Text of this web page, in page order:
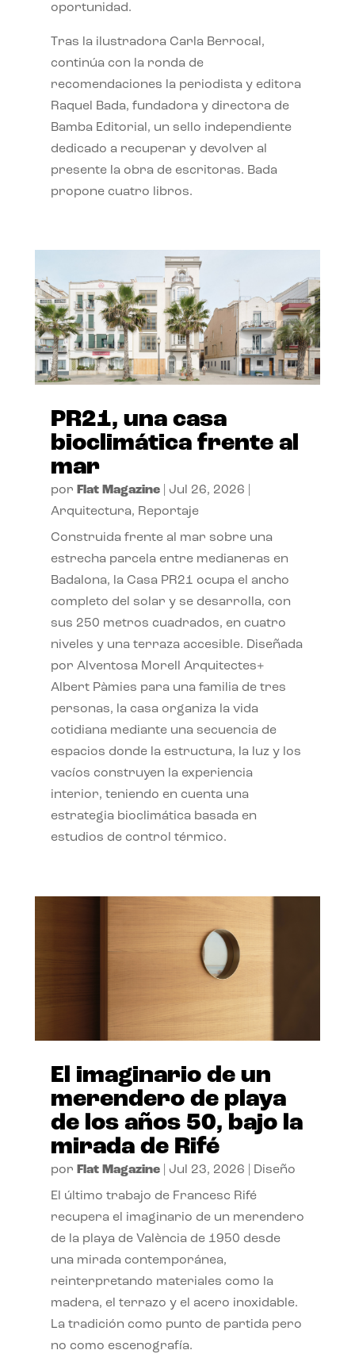
oportunidad.
Tras la ilustradora Carla Berrocal,
continúa con la ronda de
recomendaciones la periodista y editora
Raquel Bada, fundadora y directora de
Bamba Editorial, un sello independiente
dedicado a recuperar y devolver al
presente la obra de escritoras. Bada
propone cuatro libros.
PR21, una casa
bioclimática frente al
mar
por Flat Magazine| Jul 26, 2026
Arquitectura, Reportaje
Construida frente al mar sobre una
estrecha parcela entre medianeras en
Badalona, la Casa PR21 ocupa el ancho
completo del solar y se desarrolla, con
sus 250 metros cuadrados, en cuatro
niveles y una terraza accesible. Diseñada
por Alventosa Morell Arquitectes+
Albert Pàmies para una familia de tres
personas, la casa organiza la vida
cotidiana mediante una secuencia de
espacios donde la estructura, la luz y los
vacíos construyen la experiencia
interior, teniendo en cuenta una
estrategia bioclimática basada en
estudios de control térmico.
El imaginario de un
merendero de playa
de los años 50, bajo la
mirada de Rifé
por Flat Magazine| Jul 23, 2026 Diseño
El último trabajo de Francesc Rifé
recupera el imaginario de un merendero
de la playa de València de 1950 desde
una mirada contemporánea,
reinterpretando materiales como la
madera, el terrazo y el acero inoxidable.
La tradición como punto de partida pero
no como escenografía.